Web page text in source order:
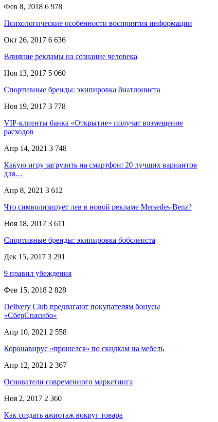
Фев 8, 2018 6 978
Психологические особенности восприятия информации
Окт 26, 2017 6 636
Влияние рекламы на сознание человека
Ноя 13, 2017 5 060
Спортивные бренды: экипировка биатлониста
Ноя 19, 2017 3 778
VIP-клиенты банка «Открытие» получат возмещение
расходов
Апр 14, 2021 3 748
Какую игру загрузить на смартфон: 20 лучших вариантов
для…
Апр 8, 2021 3 612
Что символизирует лев в новой рекламе Mersedes-Benz?
Ноя 18, 2017 3 611
Спортивные бренды: экипировка бобслеиста
Дек 15, 2017 3 291
9 правил убеждения
Фев 15, 2018 2 828
Delivery Club предлагают покупателям бонусы
«СберСпасибо»
Апр 10, 2021 2 558
Коронавирус «прошелся» по скидкам на мебель
Апр 12, 2021 2 367
Основатели современного маркетинга
Ноя 2, 2017 2 360
Как создать ажиотаж вокруг товара